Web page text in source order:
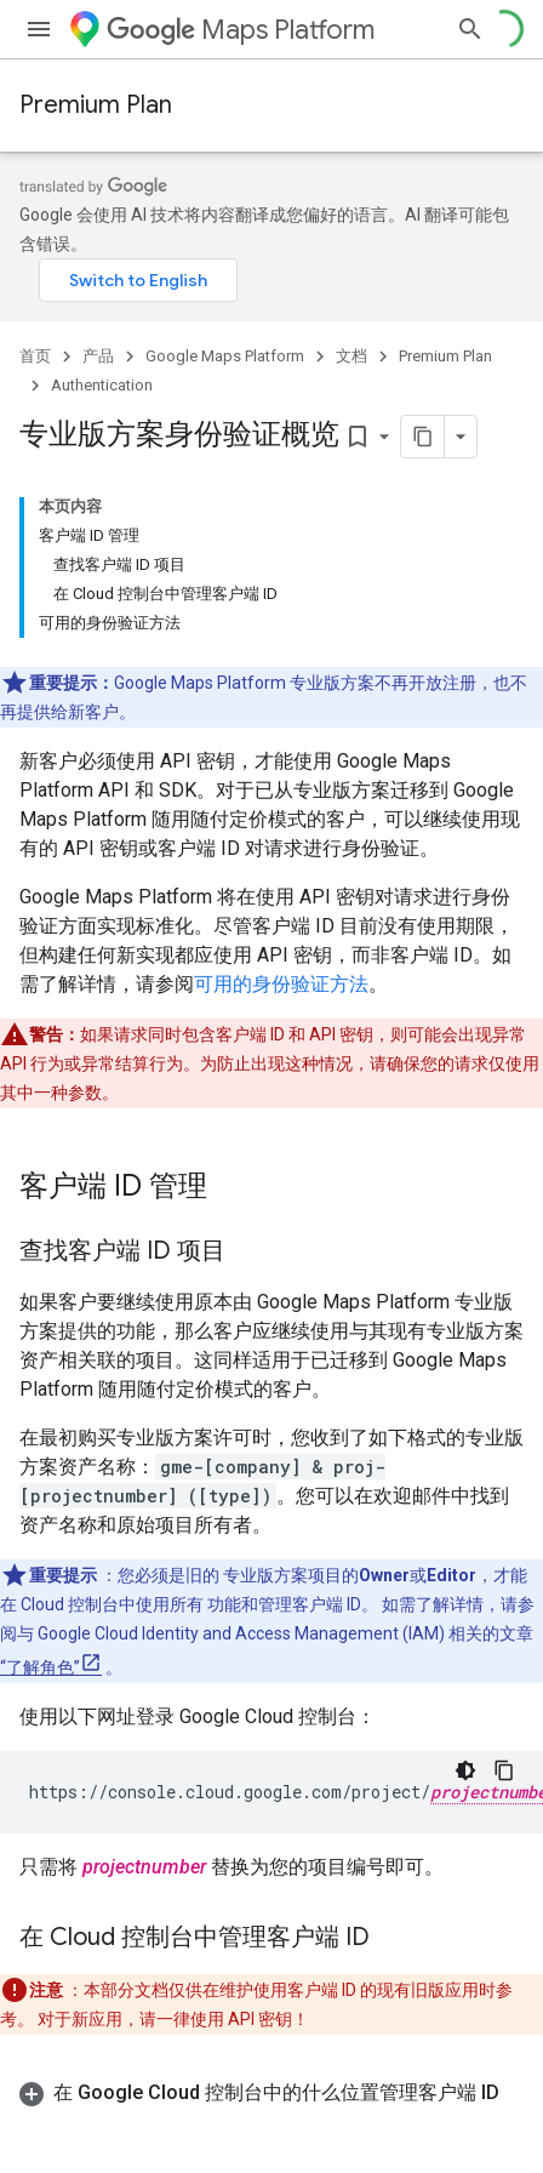
Maps Platform
Premium Plan
Google 会使用 AI 技术将内容翻译成您偏好的语言。AI 翻译可能包
含错误。
首页 产品 Google Maps Platform 文档
Premium Plan
Authentication
专业版方案身份验证概览 bookmark_border
本页内容
客户端 ID 管理
查找客户端 ID 项目
在 Cloud 控制台中管理客户端 ID
可用的身份验证方法
重要提示： Google Maps Platform 专业版方案不再开放注册，也不
再提供给新客户。
新客户必须使用 API 密钥，才能使用 Google Maps
Platform API 和 SDK。对于已从专业版方案迁移到 Google
Maps Platform 随用随付定价模式的客户，可以继续使用现
有的 API 密钥或客户端 ID 对请求进行身份验证。
Google Maps Platform 将在使用 API 密钥对请求进行身份
验证方面实现标准化。尽管客户端 ID 目前没有使用期限，
但构建任何新实现都应使用 API 密钥，而非客户端 ID。如
需了解详情，请参阅可用的身份验证方法。
警告： 如果请求同时包含客户端 ID 和 API 密钥，则可能会出现异常
API 行为或异常结算行为。为防止出现这种情况，请确保您的请求仅使用
其中一种参数。
客户端 ID 管理
查找客户端 ID 项目
如果客户要继续使用原本由 Google Maps Platform 专业版
方案提供的功能，那么客户应继续使用与其现有专业版方案
资产相关联的项目。这同样适用于已迁移到 Google Maps
Platform 随用随付定价模式的客户。
在最初购买专业版方案许可时，您收到了如下格式的专业版
方案资产名称：
gme-[company] & proj-
[projectnumber] ([type]) 。您可以在欢迎邮件中找到
资产名称和原始项目所有者。
重要提示 ：您必须是旧的 专业版方案项目的Owner或Editor ，才能
在 Cloud 控制台中使用所有 功能和管理客户端 ID。 如需了解详情，请参
阅与 Google Cloud Identity and Access Management (IAM) 相关的文章
“了解角色”
。
使用以下网址登录 Google Cloud 控制台：
https://console.cloud.google.com/project/
只需将 projectnumber替换为您的项目编号即可。
在 Cloud 控制台中管理客户端 ID
注意 ：本部分文档仅供在维护使用客户端 ID 的现有旧版应用时参
考。 对于新应用，请一律使用 API 密钥！
在 Google Cloud 控制台中的什么位置管理客户端 ID